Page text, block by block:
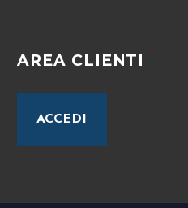
AREA CLIENTI
ACCEDI